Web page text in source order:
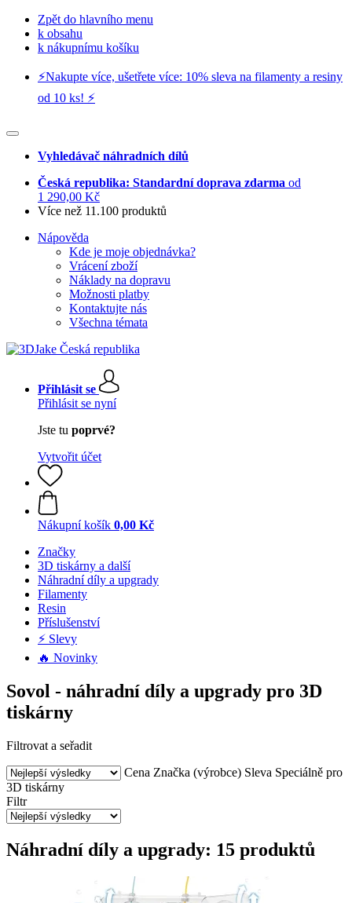
Zpět do hlavního menu
k obsahu
k nákupnímu košíku
⚡️Nakupte více, ušetřete více: 10% sleva na filamenty a resiny
od 10 ks! ⚡️
Vyhledávač náhradních dílů
Česká republika: Standardní doprava zdarma od
1 290,00 Kč
Více než 11.100 produktů
Nápověda
Kde je moje objednávka?
Vrácení zboží
Náklady na dopravu
Možnosti platby
Kontaktujte nás
Všechna témata
Přihlásit se
Přihlásit se nyní
Jste tu poprvé?
Vytvořit účet
Nákupní košík 0,00 Kč
Značky
3D tiskárny a další
Náhradní díly a upgrady
Filamenty
Resin
Příslušenství
⚡ Slevy
🔥 Novinky
Sovol - náhradní díly a upgrady pro 3D
tiskárny
Filtrovat a seřadit
Cena Značka (výrobce) Sleva Speciálně pro
3D tiskárny
Filtr
Náhradní díly a upgrady: 15 produktů